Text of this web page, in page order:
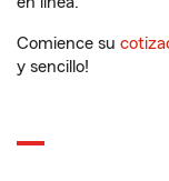
Comience su
y sencillo!